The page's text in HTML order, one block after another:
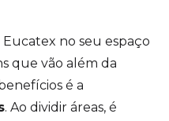
no seu espaço
que vão além da
é a
. Ao dividir áreas, é